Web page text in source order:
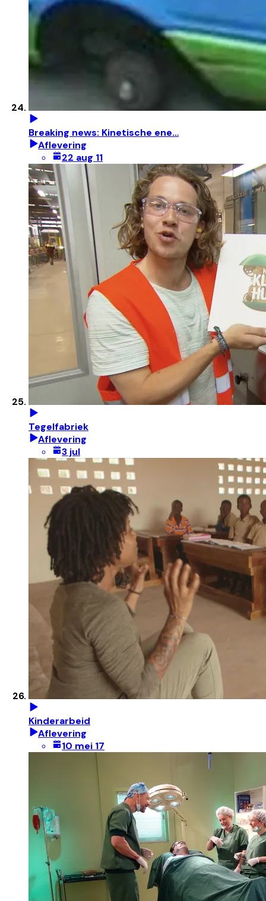
Breaking news: Kinetische ene…
Aflevering
22 aug 11
Tegelfabriek
Aflevering
3 jul
Kinderarbeid
Aflevering
10 mei 17